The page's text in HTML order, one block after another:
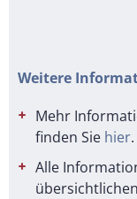
Weitere
Mehr
finden Sie hier.
Alle
übersichtlichen